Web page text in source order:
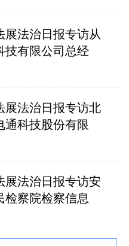
展法治日报专访从
技有限公司总经
展法治日报专访北
通科技股份有限
展法治日报专访安
检察院检察信息